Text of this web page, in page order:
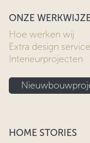
ONZE
Hoe werken wij
Extra design
Interieurprojecten
HOME STORIES